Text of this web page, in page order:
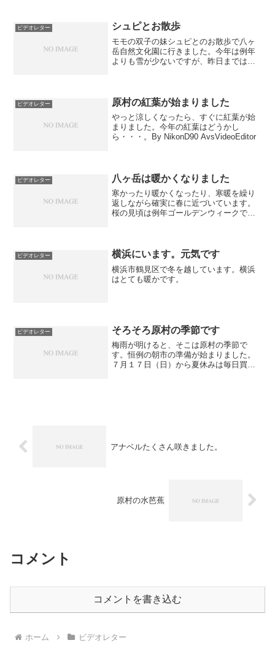
ビデオレター シュピとお散歩
モモの双子の妹シュピとのお散歩で八ヶ
岳自然文化園に行きました。今年は例年
よりも雪が少ないですが、昨日までは本
ビデオレター 原村の紅葉が始まりました
やっと涼しくなったら、すぐに紅葉が始
まりました。今年の紅葉はどうかし
ら・・・。By NikonD90 AvsVideoEditor
ビデオレター 八ヶ岳は暖かくなりました
寒かったり暖かくなったり、寒暖を繰り
返しながら確実に春に近づいています。
桜の見頃は例年ゴールデンウィークで
ビデオレター 横浜にいます。元気です
横浜市鶴見区で冬を越しています。横浜
はとても暖かです。
ビデオレター そろそろ原村の季節です
梅雨が明けると、そこは原村の季節で
す。恒例の朝市の準備が始まりました。
７月１７日（日）から夏休みは毎日買い
アナベルたくさん咲きました。
原村の水芭蕉
コメント
コメントを書き込む
ホーム ビデオレター